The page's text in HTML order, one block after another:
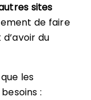
sites
de faire
du
les
: